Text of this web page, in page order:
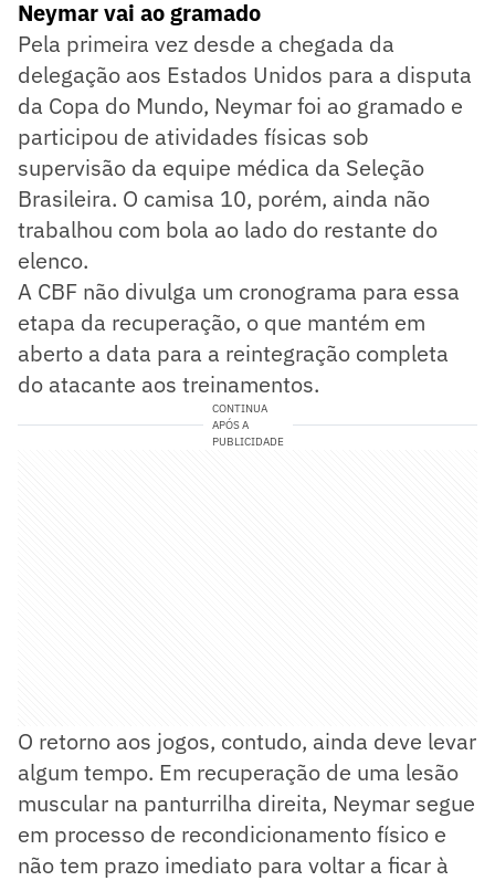
Neymar vai ao gramado
Pela primeira vez desde a chegada da
delegação aos Estados Unidos para a disputa
da Copa do Mundo, Neymar foi ao gramado e
participou de atividades físicas sob
supervisão da equipe médica da Seleção
Brasileira. O camisa 10, porém, ainda não
trabalhou com bola ao lado do restante do
elenco.
A CBF não divulga um cronograma para essa
etapa da recuperação, o que mantém em
aberto a data para a reintegração completa
do atacante aos treinamentos.
CONTINUA
APÓS A
PUBLICIDADE
O retorno aos jogos, contudo, ainda deve levar
algum tempo. Em recuperação de uma lesão
muscular na panturrilha direita, Neymar segue
em processo de recondicionamento físico e
não tem prazo imediato para voltar a ficar à